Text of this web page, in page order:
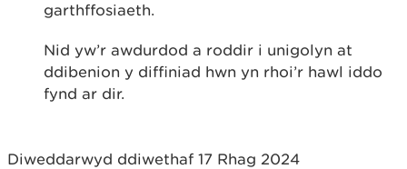
garthffosiaeth.
Nid yw’r awdurdod a roddir i unigolyn at
ddibenion y diffiniad hwn yn rhoi’r hawl iddo
fynd ar dir.
Diweddarwyd ddiwethaf 17 Rhag 2024